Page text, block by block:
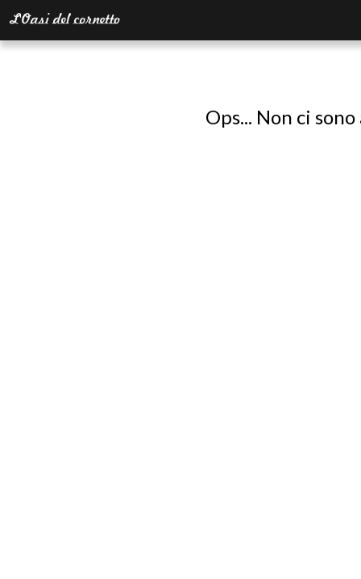
Ops... Non ci